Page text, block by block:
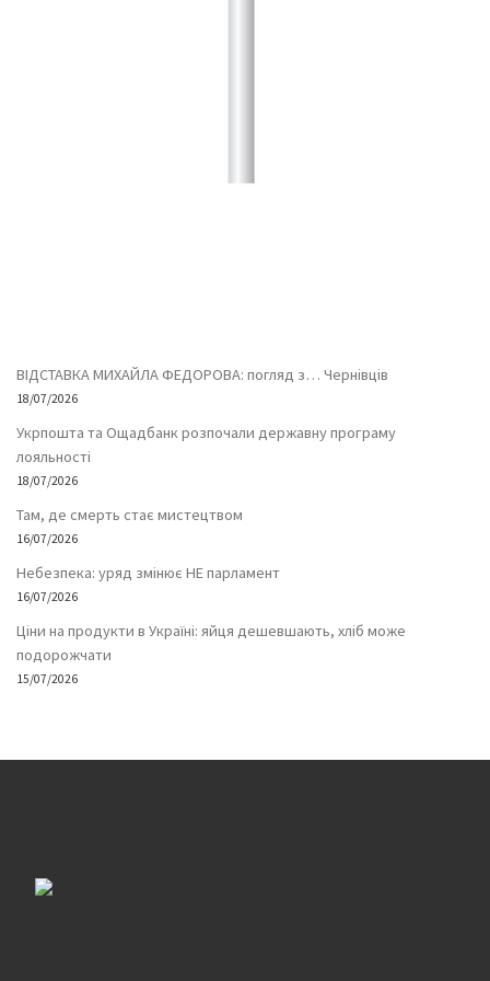
ВІДСТАВКА МИХАЙЛА ФЕДОРОВА: погляд з… Чернівців
18/07/2026
Укрпошта та Ощадбанк розпочали державну програму
лояльності
18/07/2026
Там, де смерть стає мистецтвом
16/07/2026
Небезпека: уряд змінює НЕ парламент
16/07/2026
Ціни на продукти в Україні: яйця дешевшають, хліб може
подорожчати
15/07/2026